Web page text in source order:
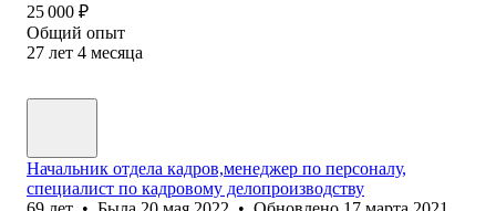
25 000 ₽
Общий опыт
27 лет 4 месяца
Начальник отдела кадров,менеджер по персоналу,
специалист по кадровому делопроизводству